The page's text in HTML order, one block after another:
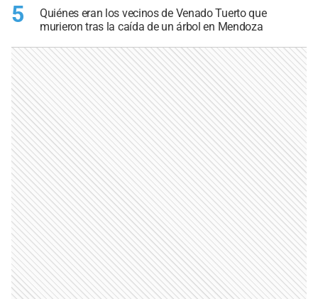
5
Quiénes eran los vecinos de Venado Tuerto que
murieron tras la caída de un árbol en Mendoza